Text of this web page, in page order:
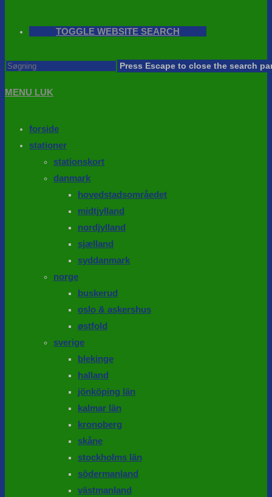
TOGGLE WEBSITE SEARCH
Press Escape to close the search
MENU LUK
forside
stationer
stationskort
danmark
hovedstadsområedet
midtjylland
nordjylland
sjælland
syddanmark
norge
buskerud
oslo & askershus
østfold
sverige
blekinge
halland
jönköping län
kalmar län
kronoberg
skåne
stockholms län
södermanland
västmanland